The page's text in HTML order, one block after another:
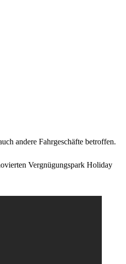
andere Fahrgeschäfte betroffen.
Vergnügungspark Holiday